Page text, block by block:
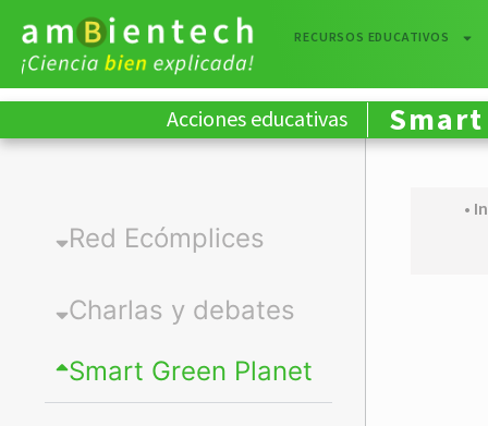
RECURSOS EDUCATIVOS
Acciones educativas
Red Ecómplices
Charlas y debates
Smart Green Planet
•